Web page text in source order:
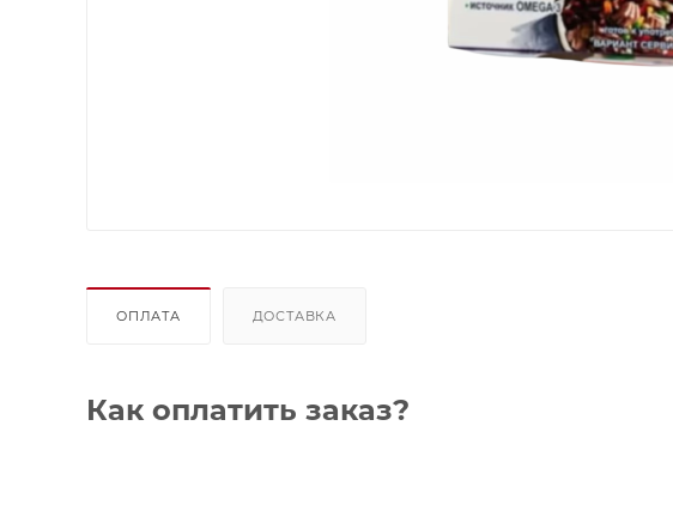
ОПЛАТА ДОСТАВКА
Как оплатить заказ?